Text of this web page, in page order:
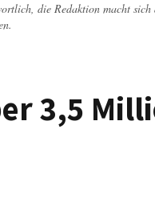
die Redaktion macht sich
3,5